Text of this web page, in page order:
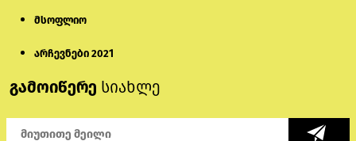
მსოფლიო
არჩევნები 2021
გამოიწერე სიახლე